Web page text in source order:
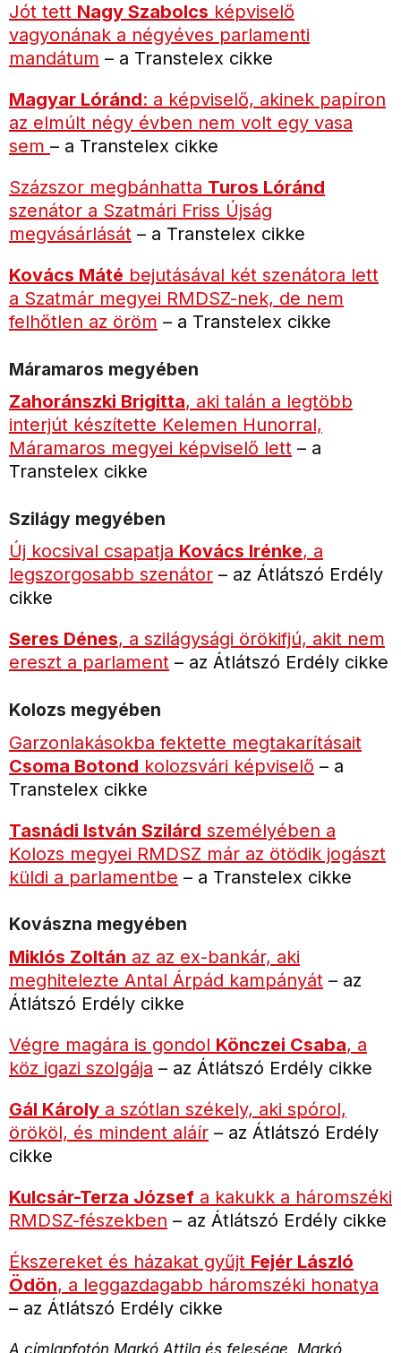
Jót tett Nagy Szabolcs képviselő
vagyonának a négyéves parlamenti
mandátum – a Transtelex cikke
Magyar Lóránd: a képviselő, akinek papíron
az elmúlt négy évben nem volt egy vasa
sem – a Transtelex cikke
Százszor megbánhatta Turos Lóránd
szenátor a Szatmári Friss Újság
megvásárlását – a Transtelex cikke
Kovács Máté bejutásával két szenátora lett
a Szatmár megyei RMDSZ-nek, de nem
felhőtlen az öröm – a Transtelex cikke
Máramaros megyében
Zahoránszki Brigitta, aki talán a legtöbb
interjút készítette Kelemen Hunorral,
Máramaros megyei képviselő lett – a
Transtelex cikke
Szilágy megyében
Új kocsival csapatja Kovács Irénke, a
legszorgosabb szenátor – az Átlátszó Erdély
cikke
Seres Dénes, a szilágysági örökifjú, akit nem
ereszt a parlament – az Átlátszó Erdély cikke
Kolozs megyében
Garzonlakásokba fektette megtakarításait
Csoma Botond kolozsvári képviselő – a
Transtelex cikke
Tasnádi István Szilárd személyében a
Kolozs megyei RMDSZ már az ötödik jogászt
küldi a parlamentbe – a Transtelex cikke
Kovászna megyében
Miklós Zoltán az az ex-bankár, aki
meghitelezte Antal Árpád kampányát – az
Átlátszó Erdély cikke
Végre magára is gondol Könczei Csaba, a
köz igazi szolgája – az Átlátszó Erdély cikke
Gál Károly a szótlan székely, aki spórol,
örököl, és mindent aláír – az Átlátszó Erdély
cikke
Kulcsár-Terza József a kakukk a háromszéki
RMDSZ-fészekben – az Átlátszó Erdély cikke
Ékszereket és házakat gyűjt Fejér László
Ödön, a leggazdagabb háromszéki honatya
– az Átlátszó Erdély cikke
A címlapfotón Markó Attila és felesége, Markó